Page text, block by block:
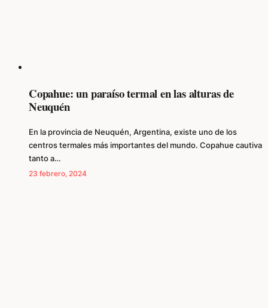
Copahue: un paraíso termal en las alturas de
Neuquén
En la provincia de Neuquén, Argentina, existe uno de los
centros termales más importantes del mundo. Copahue cautiva
tanto a…
23 febrero, 2024